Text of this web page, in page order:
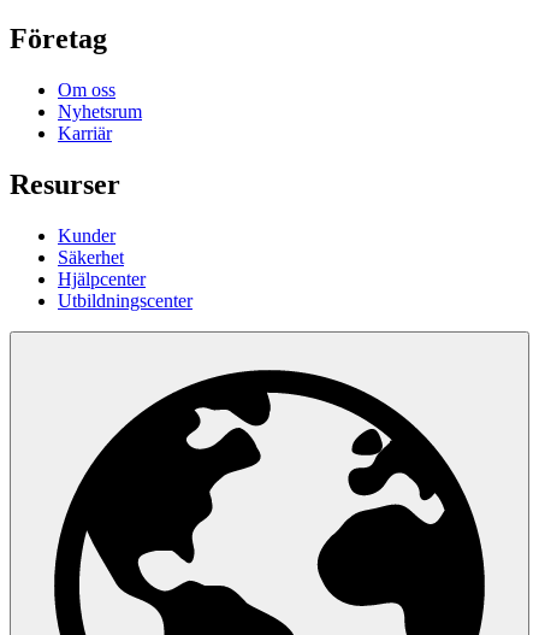
Företag
Om oss
Nyhetsrum
Karriär
Resurser
Kunder
Säkerhet
Hjälpcenter
Utbildningscenter